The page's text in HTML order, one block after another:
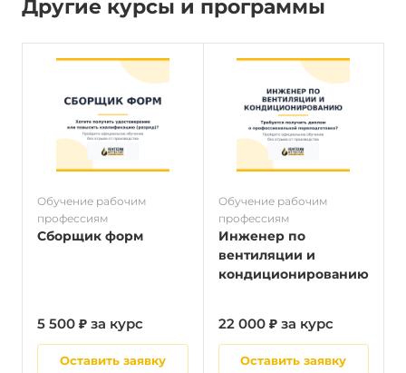
Другие курсы и программы
Обучение рабочим
профессиям
Сборщик форм
5 500 ₽ за курс
Оставить заявку
Обучение рабочим
профессиям
Инженер по
вентиляции и
кондиционированию
22 000 ₽ за курс
Оставить заявку